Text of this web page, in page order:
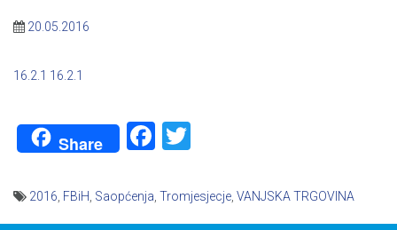
20.05.2016
16.2.1 16.2.1
Share Facebook
2016 FBiH Saopćenja Tromjesjecje VANJSKA TRGOVINA